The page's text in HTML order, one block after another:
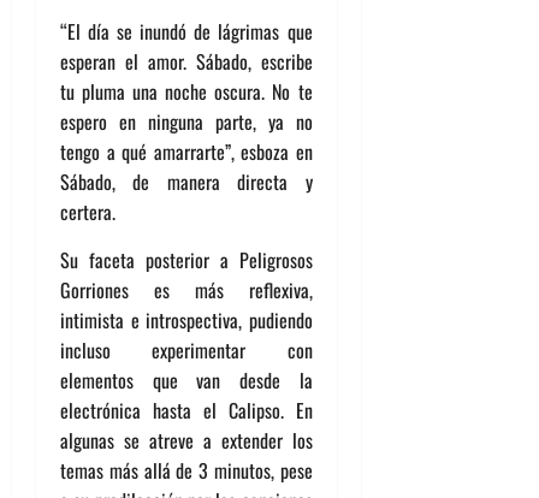
“El día se inundó de lágrimas que
esperan el amor. Sábado, escribe
tu pluma una noche oscura. No te
espero en ninguna parte, ya no
tengo a qué amarrarte”, esboza en
Sábado, de manera directa y
certera.
Su faceta posterior a Peligrosos
Gorriones es más reflexiva,
intimista e introspectiva, pudiendo
incluso experimentar con
elementos que van desde la
electrónica hasta el Calipso. En
algunas se atreve a extender los
temas más allá de 3 minutos, pese